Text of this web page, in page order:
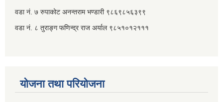
वडा नं. ७ ‌‍रुपाकोट अनन्तराम भण्डारी ९८६९८५६३९९
वडा नं. ८ तुराङ्ग फणिन्द्र राज अर्याल ९८५१०१२१११
योजना तथा परियोजना